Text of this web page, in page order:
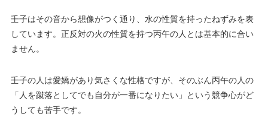
壬子はその音から想像がつく通り、水の性質を持ったねずみを表
しています。正反対の火の性質を持つ丙午の人とは基本的に合い
ません。
壬子の人は愛嬌があり気さくな性格ですが、そのぶん丙午の人の
「人を蹴落としてでも自分が一番になりたい」という競争心がど
うしても苦手です。